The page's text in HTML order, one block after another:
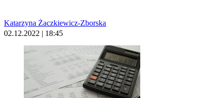
Katarzyna Żaczkiewicz-Zborska
02.12.2022 | 18:45